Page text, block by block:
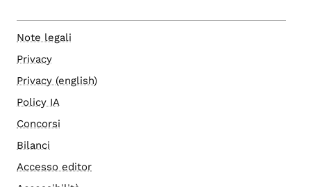
Note legali
Privacy
Privacy (english)
Policy IA
Concorsi
Bilanci
Accesso editor